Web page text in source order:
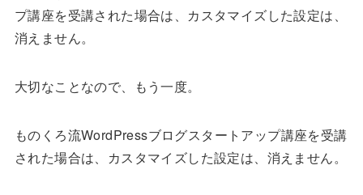
プ講座を受講された場合は、カスタマイズした設定は、
消えません。
大切なことなので、もう一度。
ものくろ流WordPressブログスタートアップ講座を受講
された場合は、カスタマイズした設定は、消えません。